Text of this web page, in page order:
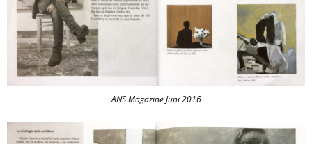
ANS Magazine Juni 2016